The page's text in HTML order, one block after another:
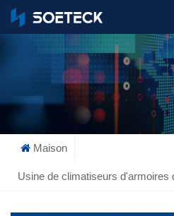
What Are You
Maison
Usine de climatiseurs d'armoires